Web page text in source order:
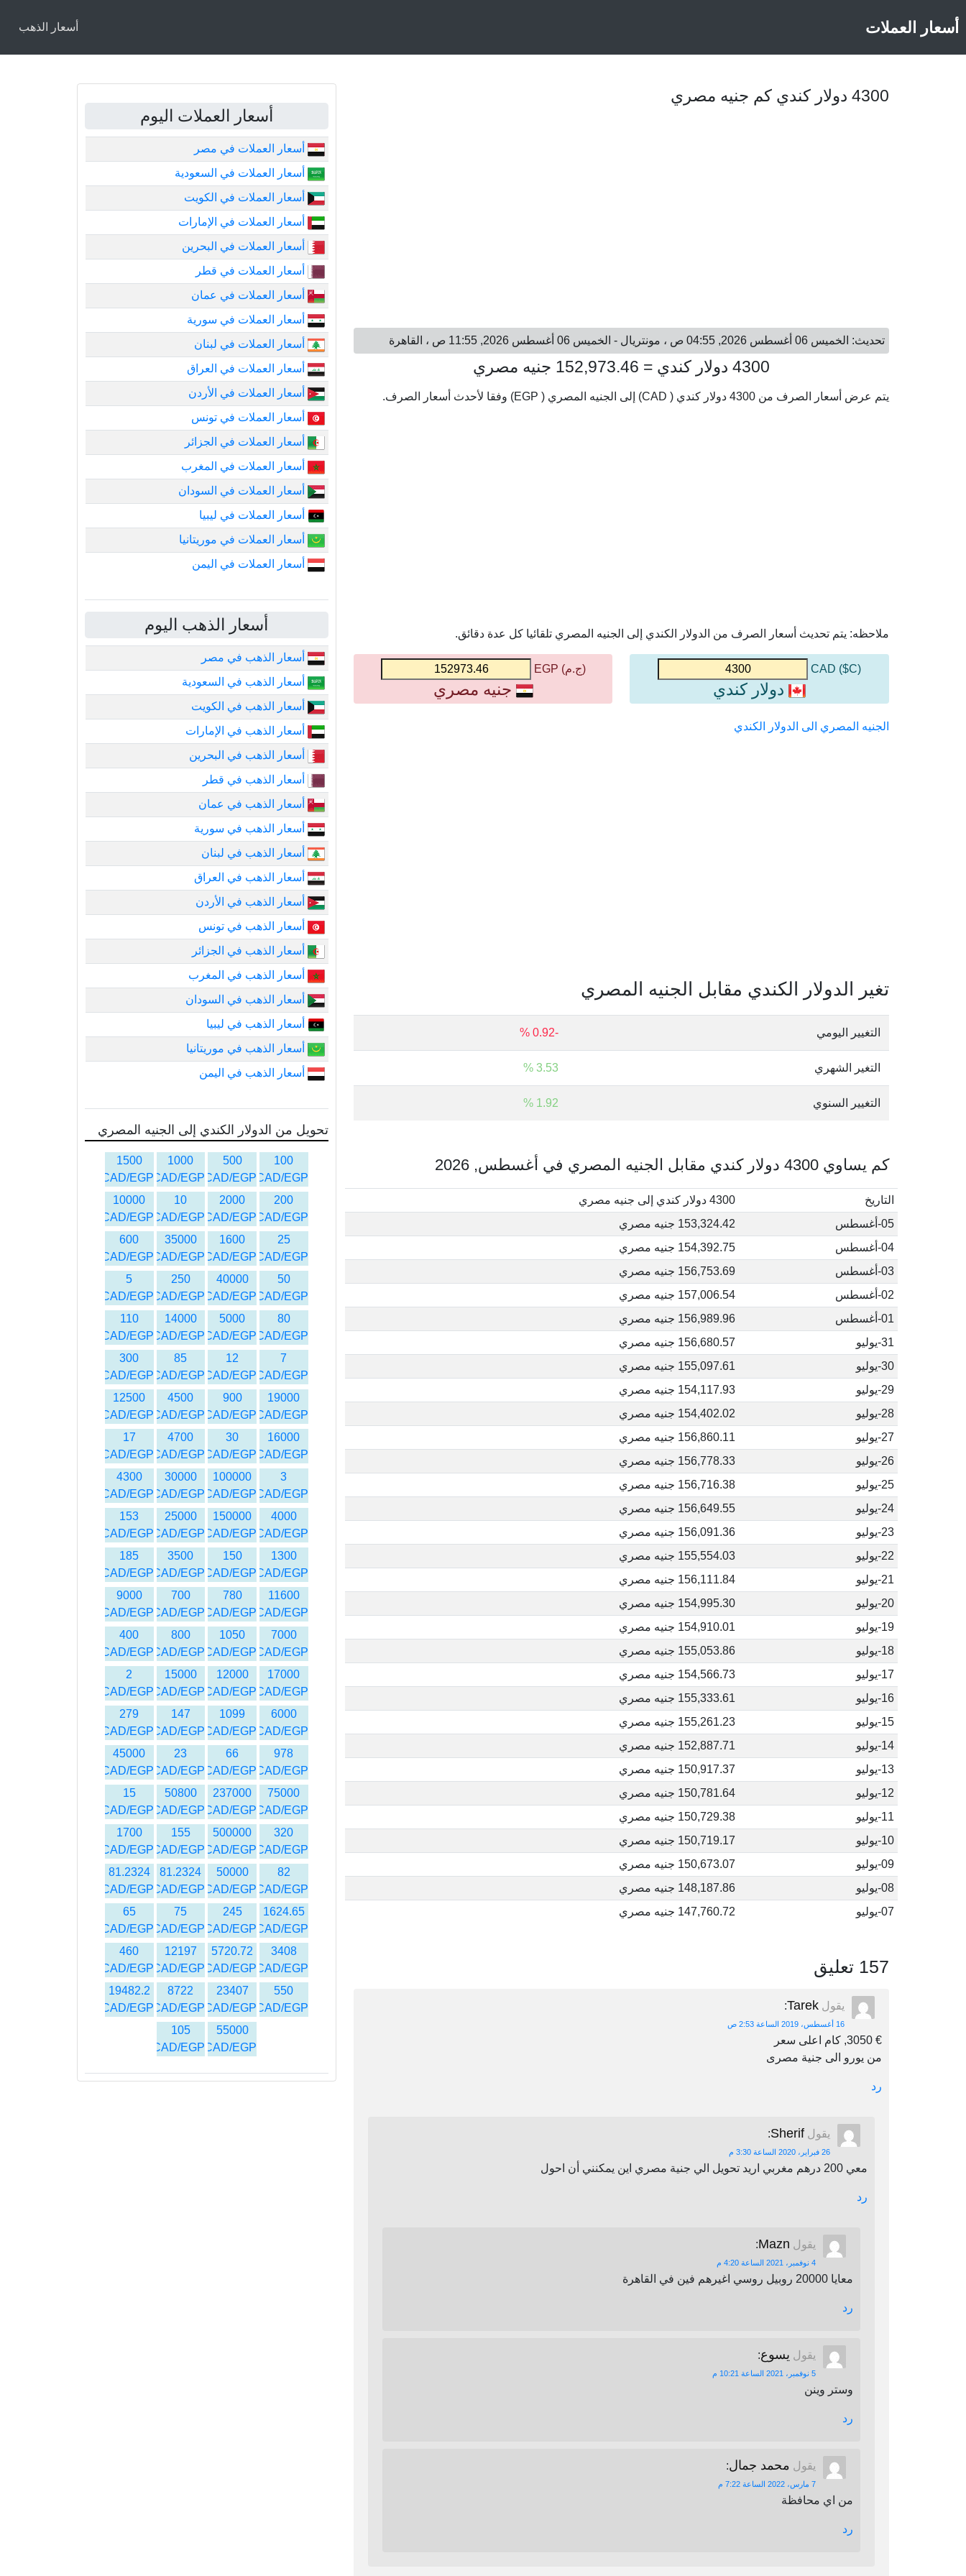
أسعار العملات أسعار الذهب
4300 دولار كندي كم جنيه مصري
تحديث: الخميس 06 أغسطس 2026, 04:55 ص ، مونتريال - الخميس 06 أغسطس 2026, 11:55 ص ، القاهرة
4300 دولار كندي = 152,973.46 جنيه مصري
يتم عرض أسعار الصرف من 4300 دولار كندي ( CAD) إلى الجنيه المصري ( EGP) وفقا لأحدث أسعار الصرف.
ملاحظه: يتم تحديث أسعار الصرف من الدولار الكندي إلى الجنيه المصري تلقائيا كل عدة دقائق.
(C$) CAD
دولار كندي
(ج.م) EGP
جنيه مصري
الجنيه المصري الى الدولار الكندي
تغير الدولار الكندي مقابل الجنيه المصري
التغيير اليومي -0.92 %
التغير الشهري 3.53 %
التغيير السنوي 1.92 %
كم يساوي 4300 دولار كندي مقابل الجنيه المصري في أغسطس, 2026
التاريخ
4300 دولار كندي إلى جنيه مصري
05-أغسطس
153,324.42 جنيه مصري
04-أغسطس
154,392.75 جنيه مصري
03-أغسطس
156,753.69 جنيه مصري
02-أغسطس
157,006.54 جنيه مصري
01-أغسطس
156,989.96 جنيه مصري
31-يوليو
156,680.57 جنيه مصري
30-يوليو
155,097.61 جنيه مصري
29-يوليو
154,117.93 جنيه مصري
28-يوليو
154,402.02 جنيه مصري
27-يوليو
156,860.11 جنيه مصري
26-يوليو
156,778.33 جنيه مصري
25-يوليو
156,716.38 جنيه مصري
24-يوليو
156,649.55 جنيه مصري
23-يوليو
156,091.36 جنيه مصري
22-يوليو
155,554.03 جنيه مصري
21-يوليو
156,111.84 جنيه مصري
20-يوليو
154,995.30 جنيه مصري
19-يوليو
154,910.01 جنيه مصري
18-يوليو
155,053.86 جنيه مصري
17-يوليو
154,566.73 جنيه مصري
16-يوليو
155,333.61 جنيه مصري
15-يوليو
155,261.23 جنيه مصري
14-يوليو
152,887.71 جنيه مصري
13-يوليو
150,917.37 جنيه مصري
12-يوليو
150,781.64 جنيه مصري
11-يوليو
150,729.38 جنيه مصري
10-يوليو
150,719.17 جنيه مصري
09-يوليو
150,673.07 جنيه مصري
08-يوليو
148,187.86 جنيه مصري
07-يوليو
147,760.72 جنيه مصري
157 تعليق
يقول Tarek
:
16 أغسطس، 2019 الساعة 2:53 ص
€ 3050, كام اعلى سعر
من يورو الى جنية مصرى
رد
يقول Sherif
:
26 فبراير، 2020 الساعة 3:30 م
معي 200 درهم مغربي اريد تحويل الي جنية مصري اين يمكنني أن احول
رد
يقول Mazn
:
4 نوفمبر، 2021 الساعة 4:20 م
معايا 20000 روبيل روسي اغيرهم فين في القاهرة
رد
يقول يسوع:
5 نوفمبر، 2021 الساعة 10:21 م
وستر وينن
رد
يقول محمد جمال:
7 مارس، 2022 الساعة 7:22 م
من اي محافظة
رد
أسعار العملات اليوم
أسعار العملات في مصر
أسعار العملات في السعودية
أسعار العملات في الكويت
أسعار العملات في الإمارات
أسعار العملات في البحرين
أسعار العملات في قطر
أسعار العملات في عمان
أسعار العملات في سورية
أسعار العملات في لبنان
أسعار العملات في العراق
أسعار العملات في الأردن
أسعار العملات في تونس
أسعار العملات في الجزائر
أسعار العملات في المغرب
أسعار العملات في السودان
أسعار العملات في ليبيا
أسعار العملات في موريتانيا
أسعار العملات في اليمن
أسعار الذهب اليوم
أسعار الذهب في مصر
أسعار الذهب في السعودية
أسعار الذهب في الكويت
أسعار الذهب في الإمارات
أسعار الذهب في البحرين
أسعار الذهب في قطر
أسعار الذهب في عمان
أسعار الذهب في سورية
أسعار الذهب في لبنان
أسعار الذهب في العراق
أسعار الذهب في الأردن
أسعار الذهب في تونس
أسعار الذهب في الجزائر
أسعار الذهب في المغرب
أسعار الذهب في السودان
أسعار الذهب في ليبيا
أسعار الذهب في موريتانيا
أسعار الذهب في اليمن
تحويل من الدولار الكندي إلى الجنيه المصري
100
CAD/EGP
500
CAD/EGP
1000
CAD/EGP
1500
CAD/EGP
200
CAD/EGP
2000
CAD/EGP
10
CAD/EGP
10000
CAD/EGP
25
CAD/EGP
1600
CAD/EGP
35000
CAD/EGP
600
CAD/EGP
50
CAD/EGP
40000
CAD/EGP
250
CAD/EGP
5
CAD/EGP
80
CAD/EGP
5000
CAD/EGP
14000
CAD/EGP
110
CAD/EGP
7
CAD/EGP
12
CAD/EGP
85
CAD/EGP
300
CAD/EGP
19000
CAD/EGP
900
CAD/EGP
4500
CAD/EGP
12500
CAD/EGP
16000
CAD/EGP
30
CAD/EGP
4700
CAD/EGP
17
CAD/EGP
3
CAD/EGP
100000
CAD/EGP
30000
CAD/EGP
4300
CAD/EGP
4000
CAD/EGP
150000
CAD/EGP
25000
CAD/EGP
153
CAD/EGP
1300
CAD/EGP
150
CAD/EGP
3500
CAD/EGP
185
CAD/EGP
11600
CAD/EGP
780
CAD/EGP
700
CAD/EGP
9000
CAD/EGP
7000
CAD/EGP
1050
CAD/EGP
800
CAD/EGP
400
CAD/EGP
17000
CAD/EGP
12000
CAD/EGP
15000
CAD/EGP
2
CAD/EGP
6000
CAD/EGP
1099
CAD/EGP
147
CAD/EGP
279
CAD/EGP
978
CAD/EGP
66
CAD/EGP
23
CAD/EGP
45000
CAD/EGP
75000
CAD/EGP
237000
CAD/EGP
50800
CAD/EGP
15
CAD/EGP
320
CAD/EGP
500000
CAD/EGP
155
CAD/EGP
1700
CAD/EGP
82
CAD/EGP
50000
CAD/EGP
81.2324
CAD/EGP
81.2324
CAD/EGP
1624.65
CAD/EGP
245
CAD/EGP
75
CAD/EGP
65
CAD/EGP
3408
CAD/EGP
5720.72
CAD/EGP
12197
CAD/EGP
460
CAD/EGP
550
CAD/EGP
23407
CAD/EGP
8722
CAD/EGP
19482.2
CAD/EGP
55000
CAD/EGP
105
CAD/EGP